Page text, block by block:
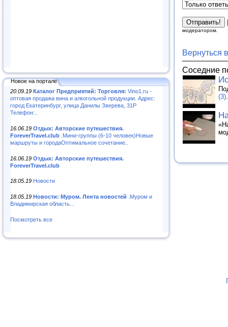
Новое на портале
20.09.19 Каталог Предприятий: Торговля: Vino1.ru -
оптовая продажа вина и алкогольной продукции. Адрес:
город Екатеринбург, улица Данилы Зверева, 31Р
Телефон:..
16.06.19 Отдых: Авторские путешествия.
ForeverTravel.club .Мини-группы (6-10 человек)Новые
маршруты и городаОптимальное сочетание..
16.06.19 Отдых: Авторские путешествия.
ForeverTravel.club
18.05.19 Новости
18.05.19 Новости: Муром. Лента новостей .Муром и
Владимирская область...
Посмотреть все
модератором.
Вернуться
Соседние
(3)